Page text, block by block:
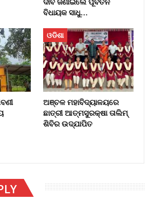
ବିଧାୟକ ସାଧୁ…
ଓଡିଶା
ଅଞ୍ଚଳ ମହାବିଦ୍ୟାଳୟରେ
ଛାତ୍ରୀ ଆତ୍ମସୁରକ୍ଷା ତାଲିମ୍
ଶିବିର ଉଦ୍‌ଯାପିତ